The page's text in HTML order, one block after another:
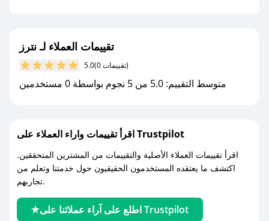
مع صحصح، تسوق بذكاء ووفّر على كل مشترياتك مع
تقييمات العملاء لـ نترز
5.0 (0 تقييمات)
متوسط التقييم: 5.0 من 5 نجوم بواسطة 0 مستخدمين
اقرأ تقييمات واراء العملاء على Trustpilot
اقرأ تقييمات العملاء الأصلية والتقييمات من المشترين المتحققين.
اكتشف ما يعتقده المستخدمون الحقيقيون حول خدمتنا وتعلم من
تجاربهم.
اطلع على آراء عملائنا على Trustpilot